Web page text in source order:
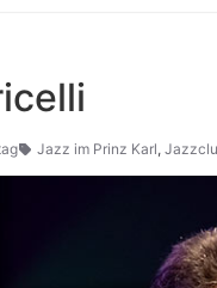
Jazz im Prinz Karl,